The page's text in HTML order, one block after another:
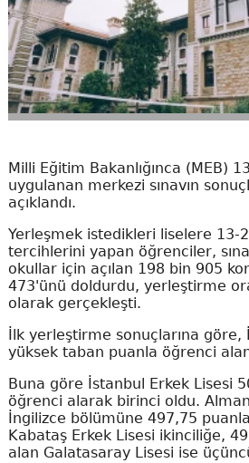
Milli Eğitim Bakanlığınca (MEB)
uygulanan merkezi sınavın
açıklandı.
Yerleşmek istedikleri liselere 13-
tercihlerini yapan öğrenciler,
okullar için açılan 198 bin 905
473'ünü doldurdu, yerleştirme
olarak gerçekleşti.
İlk yerleştirme sonuçlarına göre,
yüksek taban puanla öğrenci
Buna göre İstanbul Erkek Lisesi
öğrenci alarak birinci oldu.
İngilizce bölümüne 497,75
Kabataş Erkek Lisesi ikinciliğe,
alan Galatasaray Lisesi ise